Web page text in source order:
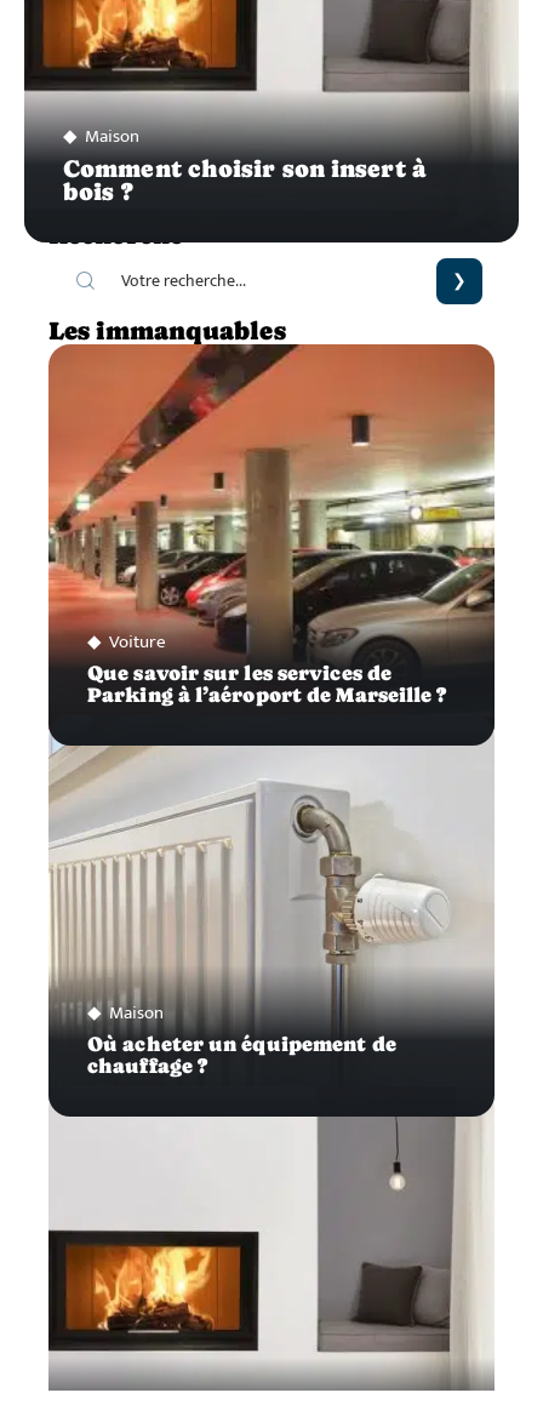
Maison
Comment choisir son insert à
bois ?
Les immanquables
Voiture
Que savoir sur les services de
Parking à l’aéroport de Marseille ?
Maison
Où acheter un équipement de
chauffage ?